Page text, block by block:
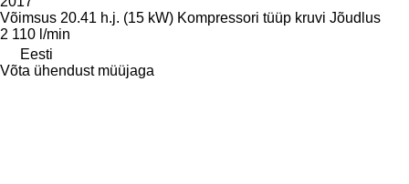
Võimsus 20.41 h.j. (15 kW) Kompressori tüüp kruvi Jõudlus
2 110 l/min
Eesti
Võta ühendust müüjaga